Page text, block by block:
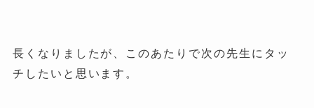
長くなりましたが、このあたりで次の先生にタッ
チしたいと思います。